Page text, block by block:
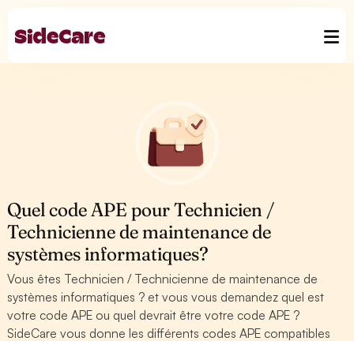
Quel code APE pour Technicien /
Technicienne de maintenance de
systèmes informatiques?
Vous êtes Technicien / Technicienne de maintenance de
systèmes informatiques ? et vous vous demandez quel est
votre code APE ou quel devrait être votre code APE ?
SideCare vous donne les différents codes APE compatibles